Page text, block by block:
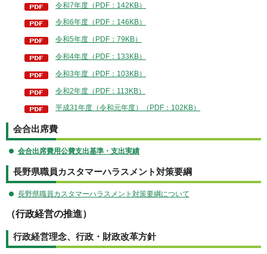
令和7年度（PDF：142KB）
令和6年度（PDF：146KB）
令和5年度（PDF：79KB）
令和4年度（PDF：133KB）
令和3年度（PDF：103KB）
令和2年度（PDF：113KB）
平成31年度（令和元年度）（PDF：102KB）
会合出席費
会合出席費用公費支出基準・支出実績
長野県職員カスタマーハラスメント対策要綱
長野県職員カスタマーハラスメント対策要綱について
（行政経営の推進）
行政経営理念、行政・財政改革方針